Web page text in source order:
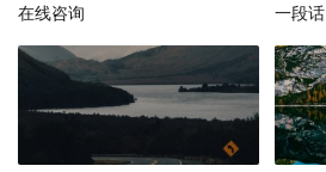
在线咨询
一段话